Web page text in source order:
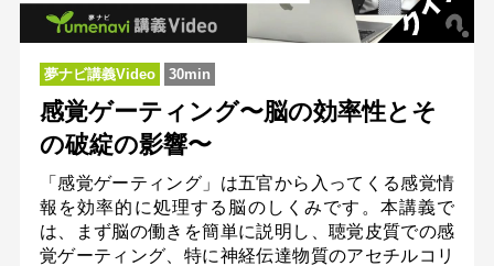
夢ナビ講義Video 30min
感覚ゲーティング〜脳の効率性とそ
の破綻の影響〜
「感覚ゲーティング」は五官から入ってくる感覚情
報を効率的に処理する脳のしくみです。本講義で
は、まず脳の働きを簡単に説明し、聴覚皮質での感
覚ゲーティング、特に神経伝達物質のアセチルコリ